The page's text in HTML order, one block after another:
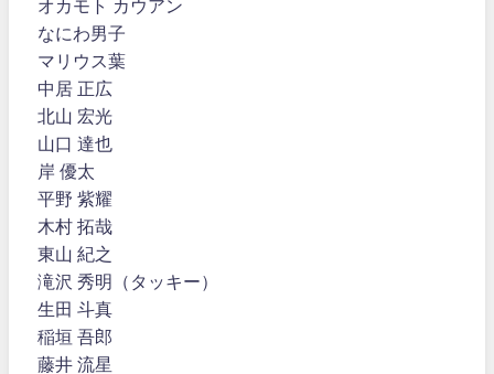
オカモト カウアン
なにわ男子
マリウス葉
中居 正広
北山 宏光
山口 達也
岸 優太
平野 紫耀
木村 拓哉
東山 紀之
滝沢 秀明（タッキー）
生田 斗真
稲垣 吾郎
藤井 流星